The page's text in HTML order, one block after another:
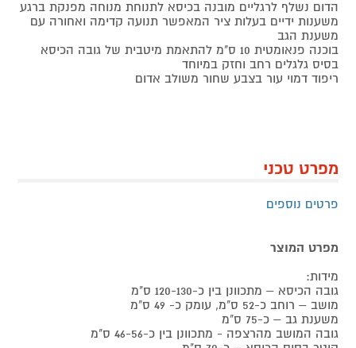
הדום נשלף לרגליים מובנה בכיסא לתנוחת מנוחה מפנקת ברגע
משענות ידיים בעלות ציר המאפשר תנועה קדימה ואחורה עם
משענת הגב
בוכנה פנאומטית 10 ס"מ להתאמת מיטבית של גובה הכיסא
בסיס גלגלים רחב וחזק במיוחד
ריפוד דמוי עור בצבע שחור משולב אדום
מפרט טכני
פרטים נוספים
מפרט המוצר
מידות:
גובה הכיסא – מתכוונן בין כ-120-130 ס"מ
מושב – רוחב כ-52 ס"מ, עומק כ- 49 ס"מ
משענת גב – כ-75 ס"מ
גובה המושב מהרצפה - מתכוונן בין כ-46-56 ס"מ